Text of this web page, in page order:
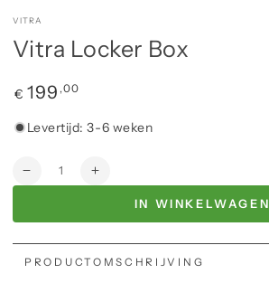
VITRA
Vitra Locker Box
Normale
prijs
€ 199 ,00
Levertijd: 3-6 weken
IN WINKELWAGEN
PRODUCTOMSCHRIJVING